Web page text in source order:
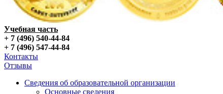
Учебная часть
+ 7 (496) 540-44-84
+ 7 (496) 547-44-84
Контакты
Отзывы
Сведения об образовательной организации
Основные сведения